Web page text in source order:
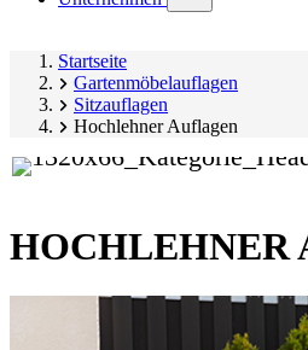
submenu)
Startseite
Gartenmöbelauflagen
Sitzauflagen
Hochlehner Auflagen
HOCHLEHNER